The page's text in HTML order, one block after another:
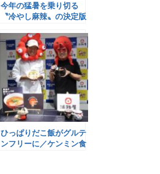
今年の猛暑を乗り切る
〝冷やし麻辣〟の決定版
ひっぱりだこ飯がグルテ
ンフリーに／ケンミン食